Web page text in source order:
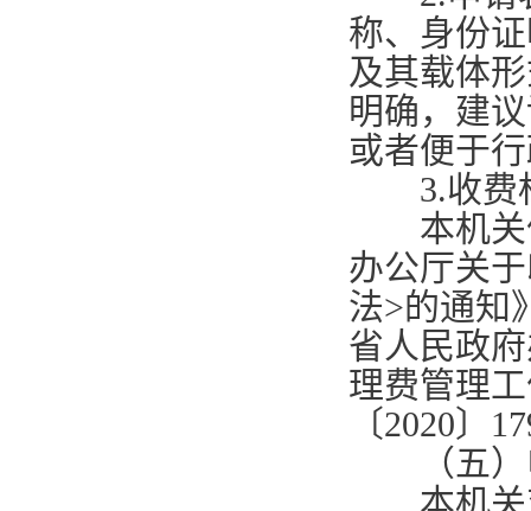
称、身份
及其载体
明确，建
或者便于
3.收费
本机关
办公厅关
法>的通知
省人民政
理费管理
〔2020〕
（五）
本机关